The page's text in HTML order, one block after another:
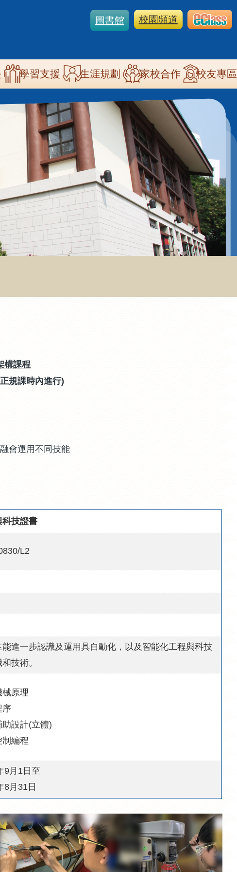
圖書館 校園頻道
學習支援 生涯規劃 家校合作 校友專區
構課程
規課時內進行)
會運用不同技能
科技證書
L2
能進一步認識及運用具自動化，以及智能化工程與科技
技術。
械原理
序
助設計(立體)
制編程
9月1日至
8月31日